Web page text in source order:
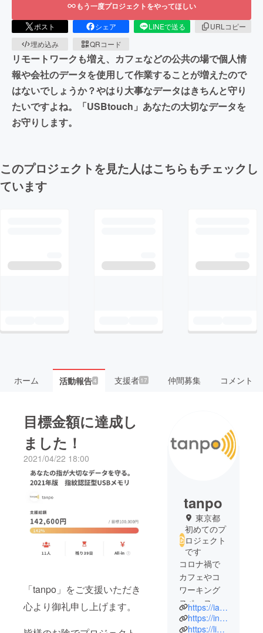
もう一度プロジェクトをやってほしい
ポスト シェア LINEで送る
URLコピー
埋め込み
QRコード
リモートワークも増え、カフェなどの公共の場で個人情
報や会社のデータを使用して作業することが増えたので
はないでしょうか？やはり大事なデータはきちんと守り
たいですよね。「USBtouch」あなたの大切なデータを
お守りします。
このプロジェクトを見た人はこちらもチェックし
ています
ホーム 活動報告4 支援者 17 仲間募集 コメント
目標金額に達成し
ました！
2021/04/22 18:00
「tanpo」をご支援いただき
心より御礼申し上げます。
tanpo
東京都
初めてのプ
ロジェクト
です
コロナ禍で
カフェやコ
ワーキング
スペースな
どの公共の
場でパソコ
https://iamordinary33.wixsite.com/my-site
https://instagram.com/tanpo_official
https://lin.ee/uooL12X